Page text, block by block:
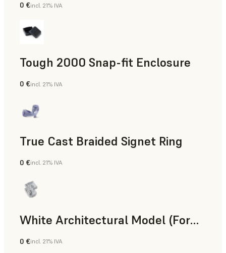
Ingeniería
0 €incl. 21% IVA
Tough 2000 Snap-fit Enclosure
Ingeniería
0 €incl. 21% IVA
True Cast Braided Signet Ring
Joyería
0 €incl. 21% IVA
White Architectural Model (Form 4)
Estándar
0 €incl. 21% IVA